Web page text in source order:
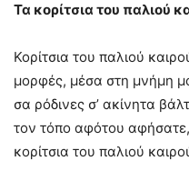
Τα κορίτσια του παλιού
Κορίτσια του παλιού
μορφές, μέσα στη μνήμη
σα ρόδινες σ’ ακίνητα
τον τόπο αφότου αφήσατε,
κορίτσια του παλιού